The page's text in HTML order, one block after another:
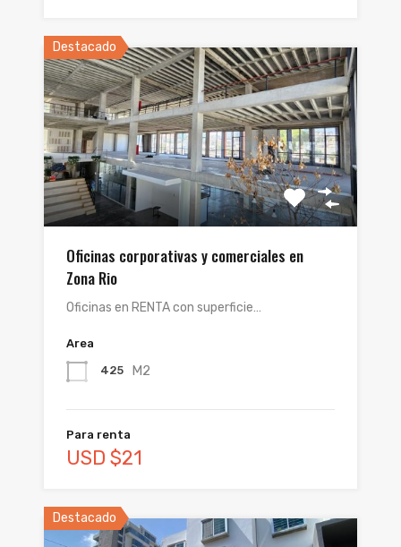
Destacado
Oficinas corporativas y comerciales en
Zona Rio
Oficinas en RENTA con superficie…
Area
425 M2
Para renta
USD $21
Destacado